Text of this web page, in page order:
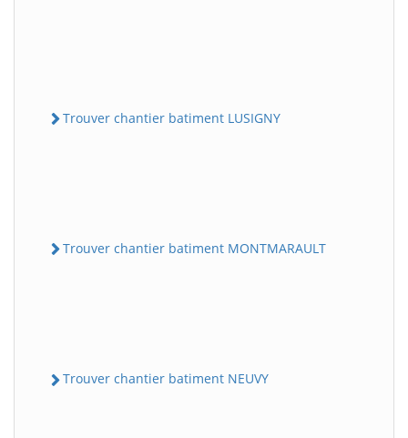
Trouver chantier batiment LUSIGNY
Trouver chantier batiment MONTMARAULT
Trouver chantier batiment NEUVY